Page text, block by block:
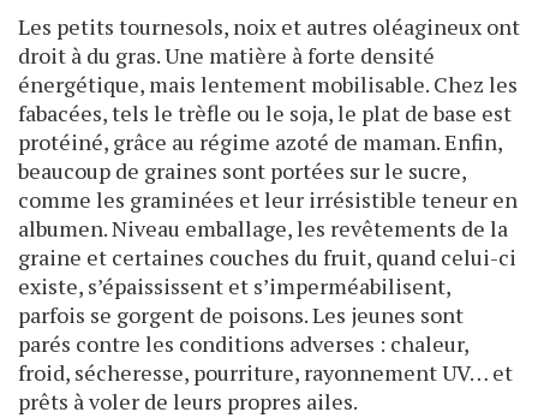
Les petits tournesols, noix et autres oléagineux ont
droit à du gras. Une matière à forte densité
énergétique, mais lentement mobilisable. Chez les
fabacées, tels le trèfle ou le soja, le plat de base est
protéiné, grâce au régime azoté de maman. Enfin,
beaucoup de graines sont portées sur le sucre,
comme les graminées et leur irrésistible teneur en
albumen. Niveau emballage, les revêtements de la
graine et certaines couches du fruit, quand celui-ci
existe, s’épaississent et s’imperméabilisent,
parfois se gorgent de poisons. Les jeunes sont
parés contre les conditions adverses : chaleur,
froid, sécheresse, pourriture, rayonnement UV… et
prêts à voler de leurs propres ailes.